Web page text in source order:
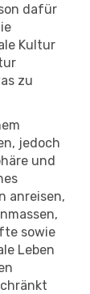
dafür
Kultur
zu
jedoch
und
anreisen,
sowie
Leben